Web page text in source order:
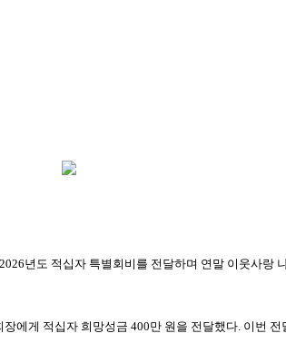
년도 적십자 특별회비를 전달하며 연말 이웃사랑
게 적십자 희망성금 400만 원을 전달했다. 이번